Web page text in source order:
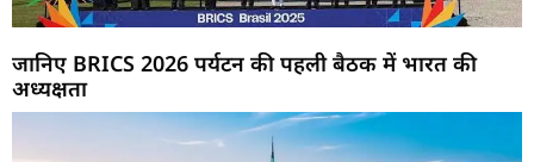
जानिए BRICS 2026 पर्यटन की पहली बैठक में भारत की
अध्यक्षता